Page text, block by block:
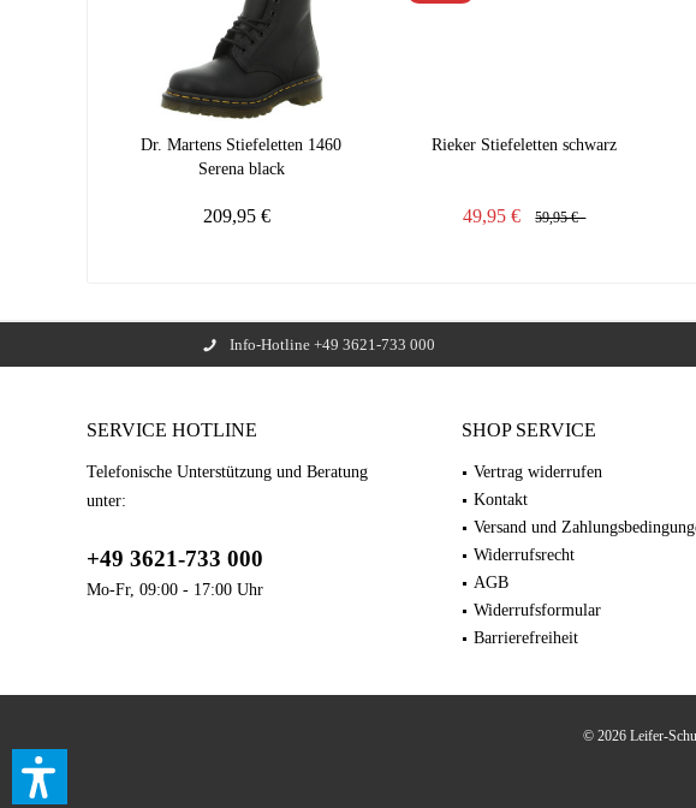
Dr. Martens Stiefeletten 1460
Serena black
209,95 €
Rieker Stiefeletten schwarz
49,95 € 59,95 €
Info-Hotline +49 3621-733 000
SERVICE HOTLINE
Telefonische Unterstützung und Beratung
unter:
+49 3621-733 000
Mo-Fr, 09:00 - 17:00 Uhr
SHOP SERVICE
Vertrag widerrufen
Kontakt
Versand und
Widerrufsrecht
AGB
Widerrufsformular
Barrierefreiheit
© 2026 Leifer-